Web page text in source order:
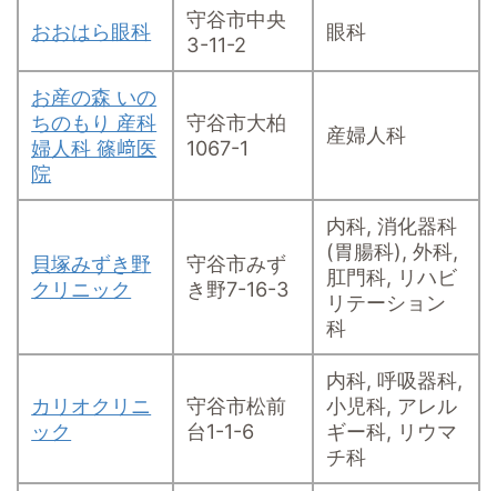
おおはら眼科
守谷市中央
3-11-2
眼科
お産の森 いの
ちのもり 産科
婦人科 篠﨑医
院
守谷市大柏
1067-1
産婦人科
貝塚みずき野
クリニック
守谷市みず
き野7-16-3
内科, 消化器科
(胃腸科), 外科,
肛門科, リハビ
リテーション
科
カリオクリニ
ック
守谷市松前
台1-1-6
内科, 呼吸器科,
小児科, アレル
ギー科, リウマ
チ科